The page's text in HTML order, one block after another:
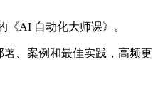
《AI 自动化大师课》。
、案例和最佳实践，高频更